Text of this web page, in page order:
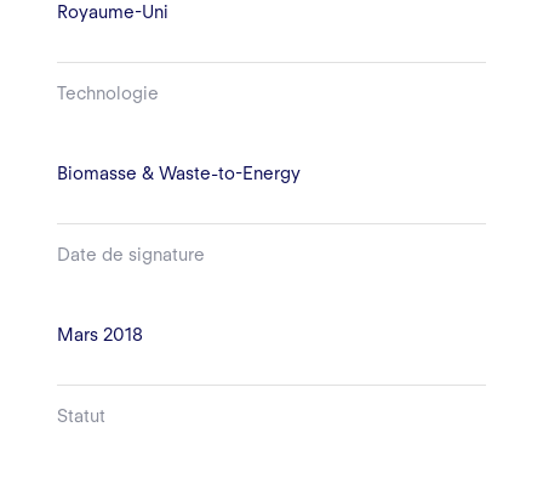
Royaume-Uni
Technologie
Biomasse & Waste-to-Energy
Date de signature
Mars 2018
Statut